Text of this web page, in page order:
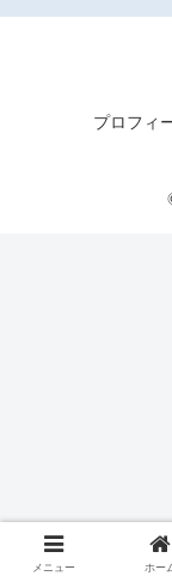
プロフィ
メニュー ホー